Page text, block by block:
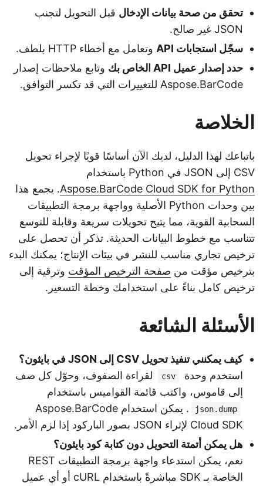
تحقق من صحة بيانات الإدخالقبل التحويل لتجنب
JSON غير صالح.
سجّل استجابات API
وتعامل مع أخطاء HTTP بلطف.
حدد إصدار عميل API الخاص بك
وتابع ملاحظات إصدار
Aspose.BarCode للتغييرات التي قد تكسر التوافق.
الخلاصة
باتباعك لهذا الدليل، لديك الآن أساسًا قويًا لإجراء تحويل
CSV إلى JSON في Python باستخدام
Aspose.BarCode Cloud SDK for Python. يجمع هذا
بين وحدات Python الأصلية وواجهة برمجة التطبيقات
السحابية القوية، مما يتيح تحويلات سريعة وقابلة للتوسع
تتناسب مع خطوط البيانات الحديثة. تذكر أن تحصل على
ترخيص تجاري مناسب للنشر في بيئات الإنتاج؛ يمكنك البدء
بترخيص مؤقت منصفحة الترخيص المؤقتوترقية إلى
ترخيص كامل بناءً على استخدامك وخطة التسعير.
الأسئلة الشائعة
كيف يمكنني تنفيذ تحويل CSV إلى JSON في بايثون؟
استخدم وحدة
csv
لقراءة الصفوف، وحوّل كل صف
إلى قاموس، واكتب قائمة القواميس باستخدام
json.dump
. يمكن استخدام Aspose.BarCode
Cloud SDK لإثراء JSON بصور الباركود إذا لزم الأمر.
هل يمكن أتمتة التحويل دون كتابة كود بايثون؟
نعم، يمكن استدعاء واجهة برمجة التطبيقات REST
الخاصة بـ SDK مباشرةً باستخدام cURL أو أي عميل